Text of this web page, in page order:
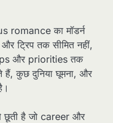
romance का मॉडर्न
ट्रिप तक सीमित नहीं,
और priorities तक
हैं, कुछ दुनिया घूमना, और
छूती है जो career और